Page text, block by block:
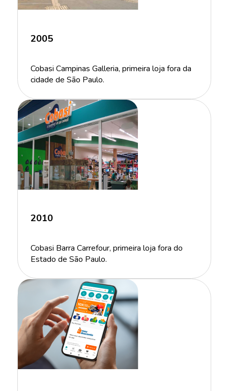
2005
Cobasi Campinas Galleria, primeira loja fora da
cidade de São Paulo.
2010
Cobasi Barra Carrefour, primeira loja fora do
Estado de São Paulo.